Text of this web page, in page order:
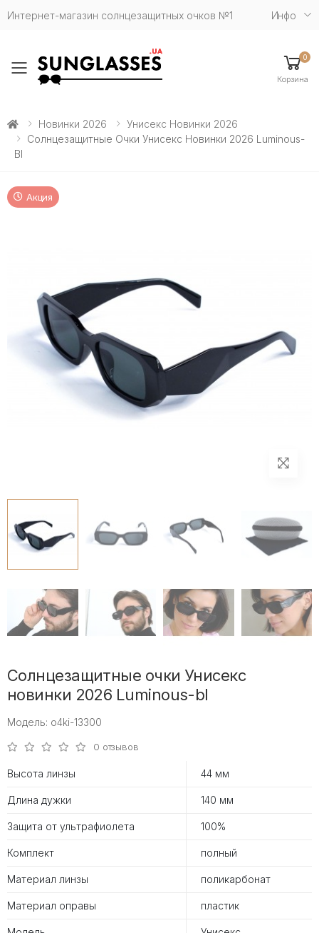
Интернет-магазин солнцезащитных очков №1 Инфо
Toggle mobile menu
0
Корзина
Новинки 2026
Унисекс Новинки 2026
Солнцезащитные Очки Унисекс Новинки 2026 Luminous-
Bl
Акция
Солнцезащитные очки Унисекс
новинки 2026 Luminous-bl
Модель: o4ki-13300
0 отзывов
Высота линзы 44 мм
Длина дужки 140 мм
Защита от ультрафиолета 100%
Комплект полный
Материал линзы поликарбонат
Материал оправы пластик